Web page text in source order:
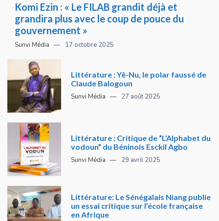
Komi Ezin : « Le FILAB grandit déjà et
grandira plus avec le coup de pouce du
gouvernement »
Sunvi Média 17 octobre 2025
Littérature : Yê-Nu, le polar faussé de
Claude Balogoun
Sunvi Média 27 août 2025
Littérature : Critique de “L’Alphabet du
vodoun” du Béninois Esckil Agbo
Sunvi Média 29 avril 2025
Littérature: Le Sénégalais Niang publie
un essai critique sur l’école française
en Afrique